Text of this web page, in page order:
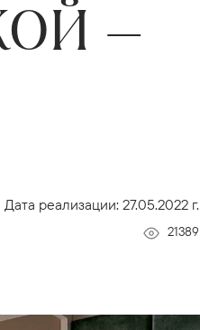
—
Дата реализации: 27.05.2022 г.
21389